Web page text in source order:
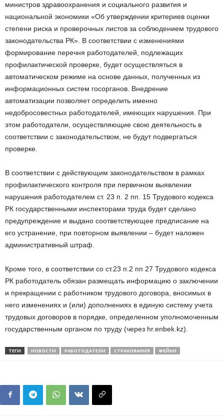
министров здравоохранения и социального развития и
национальной экономики «Об утверждении критериев оценки
степени риска и проверочных листов за соблюдением трудового
законодательства РК». В соответствии с изменениями
формирование перечня работодателей, подлежащих
профилактической проверке, будет осуществляться в
автоматическом режиме на основе данных, полученных из
информационных систем госорганов. Внедрение
автоматизации позволяет определить именно
недобросовестных работодателей, имеющих нарушения. При
этом работодатели, осуществляющие свою деятельность в
соответствии с законодательством, не будут подвергаться
проверке.
В соответствии с действующим законодательством в рамках
профилактического контроля при первичном выявлении
нарушения работодателем ст. 23 п. 2 пп. 15 Трудового кодекса
РК государственными инспекторами труда будет сделано
предупреждение и выдано соответствующее предписание на
его устранение, при повторном выявлении – будет наложен
административный штраф.
Кроме того, в соответствии со ст.23 п.2 пп 27 Трудового кодекса
РК работодатель обязан размещать информацию о заключении
и прекращении с работником трудового договора, вносимых в
него изменениях и (или) дополнениях в единую систему учета
трудовых договоров в порядке, определенном уполномоченным
государственным органом по труду (через hr.enbek.kz).
ТЕГИ НОВОСТИ РАБОТОДАТЕЛИ СТРАХОВАНИЯ ФЕЙКИ